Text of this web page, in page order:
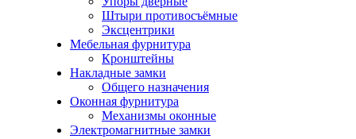
Штыри противосъёмные
Эксцентрики
Мебельная фурнитура
Кронштейны
Накладные замки
Общего назначения
Оконная фурнитура
Механизмы оконные
Электромагнитные замки